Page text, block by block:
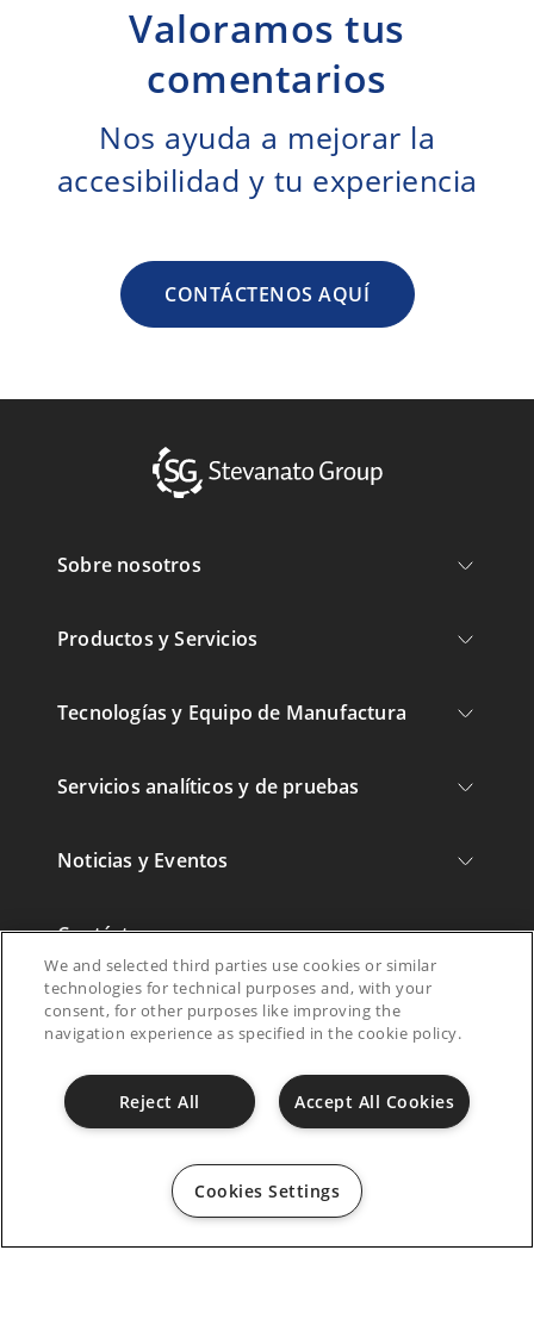
Valoramos tus
comentarios
Nos ayuda a mejorar la
accesibilidad y tu experiencia
CONTÁCTENOS AQUÍ
Sobre nosotros
Productos y Servicios
Tecnologías y Equipo de Manufactura
Servicios analíticos y de pruebas
Noticias y Eventos
Contáctenos
Carreras
Es
We and selected third parties use cookies or similar
technologies for technical purposes and, with your
consent, for other purposes like improving the
navigation experience as specified in the cookie policy.
Accept All Cookies
Reject All
Cookies Settings